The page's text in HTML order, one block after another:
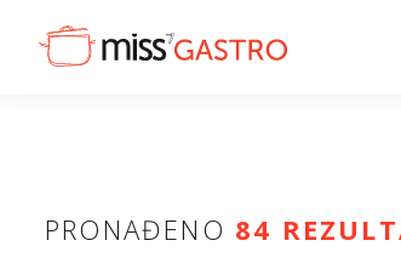
PRONAĐENO 84